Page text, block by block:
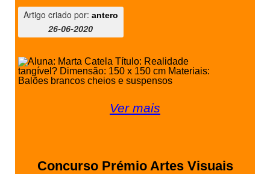
Artigo criado por: antero
26-06-2020
Ver mais
Concurso Prémio Artes Visuais